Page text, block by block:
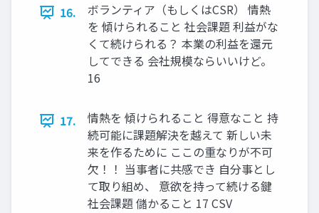
16.
ボランティア（もしくはCSR） 情熱
を 傾けられること 社会課題 利益がな
くて続けられる？ 本業の利益を還元
してできる 会社規模ならいいけど。
16
17.
情熱を 傾けられること 得意なこと 持
続可能に課題解決を越えて 新しい未
来を作るために ここの重なりが不可
欠！！ 当事者に共感でき 自分事とし
て取り組め、 意欲を持って続ける鍵
社会課題 儲かること 17 CSV